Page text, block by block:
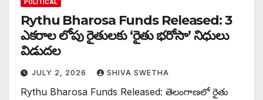
POLITICAL
Rythu Bharosa Funds Released: 3
ఎకరాల లోపు రైతులకు ‘రైతు భరోసా’ నిధులు
విడుదల
JULY 2, 2026 SHIVA SWETHA
Rythu Bharosa Funds Released: తెలంగాణలో రైతు